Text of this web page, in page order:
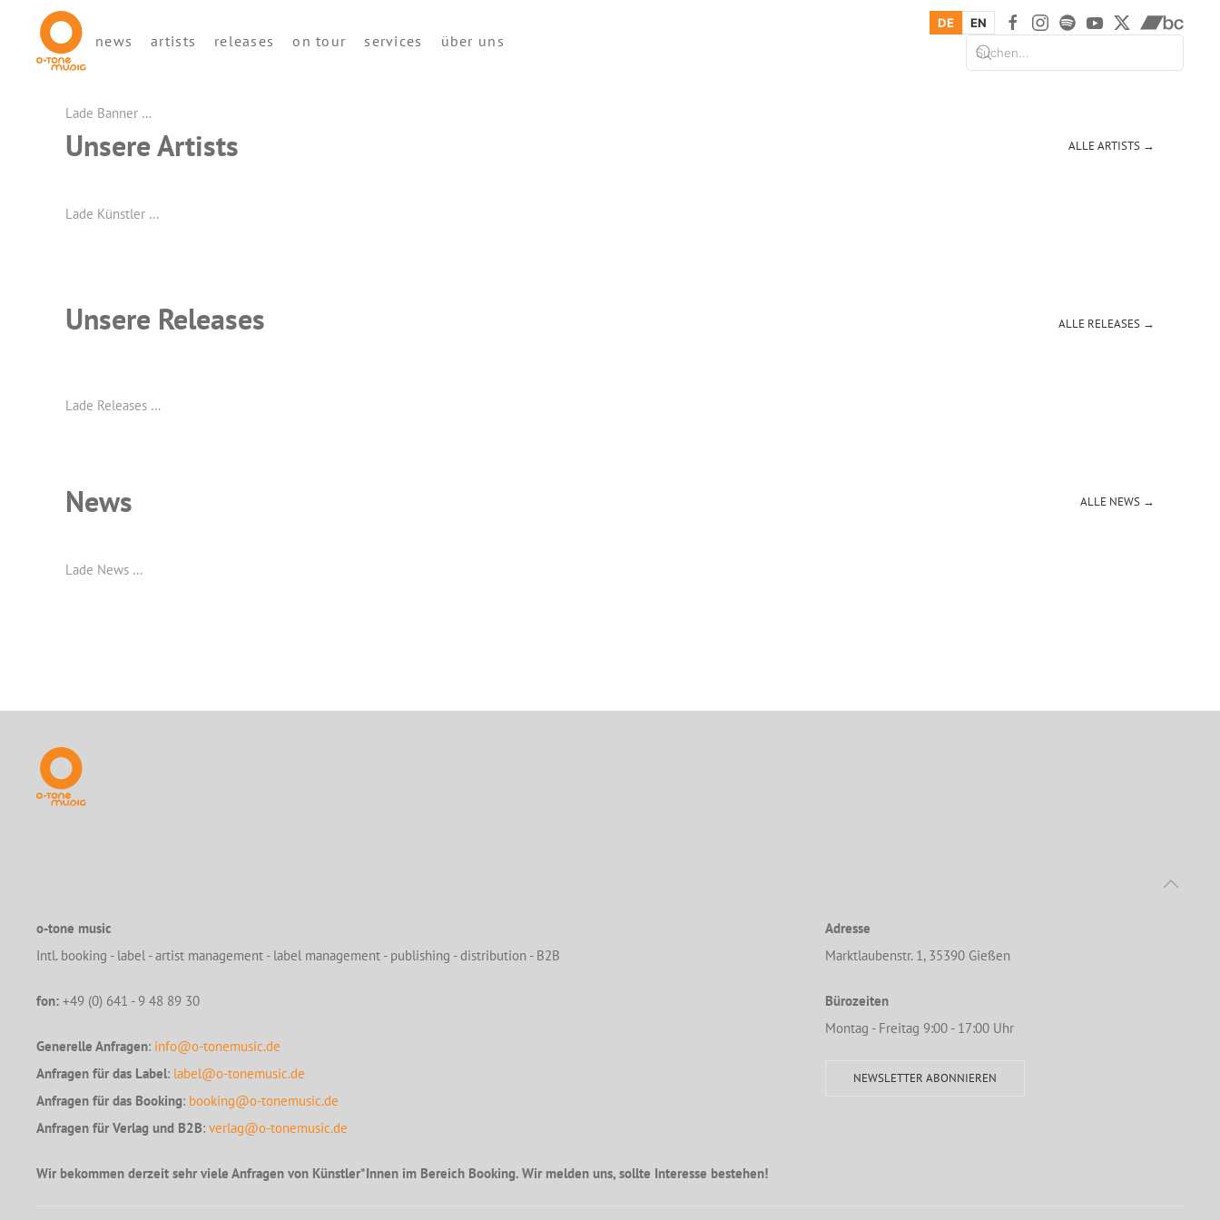
news artists releases on tour services über uns
DE EN
Lade Banner …
Unsere Artists ALLE ARTISTS →
Lade Künstler …
Unsere Releases ALLE RELEASES →
Lade Releases …
News ALLE NEWS →
Lade News …
o-tone music
Intl. booking - label - artist management - label management - publishing - distribution - B2B
fon: +49 (0) 641 - 9 48 89 30
Generelle Anfragen: info@o-tonemusic.de
Anfragen für das Label: label@o-tonemusic.de
Anfragen für das Booking: booking@o-tonemusic.de
Anfragen für Verlag und B2B: verlag@o-tonemusic.de
Wir bekommen derzeit sehr viele Anfragen von Künstler*Innen im Bereich Booking. Wir melden uns, sollte Interesse bestehen!
Adresse
Marktlaubenstr. 1, 35390 Gießen
Bürozeiten
Montag - Freitag 9:00 - 17:00 Uhr
NEWSLETTER ABONNIEREN